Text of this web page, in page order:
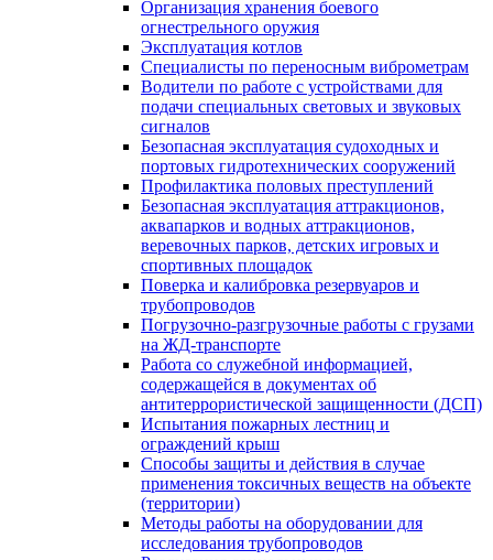
Организация хранения боевого
огнестрельного оружия
Эксплуатация котлов
Специалисты по переносным виброметрам
Водители по работе с устройствами для
подачи специальных световых и звуковых
сигналов
Безопасная эксплуатация судоходных и
портовых гидротехнических сооружений
Профилактика половых преступлений
Безопасная эксплуатация аттракционов,
аквапарков и водных аттракционов,
веревочных парков, детских игровых и
спортивных площадок
Поверка и калибровка резервуаров и
трубопроводов
Погрузочно-разгрузочные работы с грузами
на ЖД-транспорте
Работа со служебной информацией,
содержащейся в документах об
антитеррористической защищенности (ДСП)
Испытания пожарных лестниц и
ограждений крыш
Способы защиты и действия в случае
применения токсичных веществ на объекте
(территории)
Методы работы на оборудовании для
исследования трубопроводов